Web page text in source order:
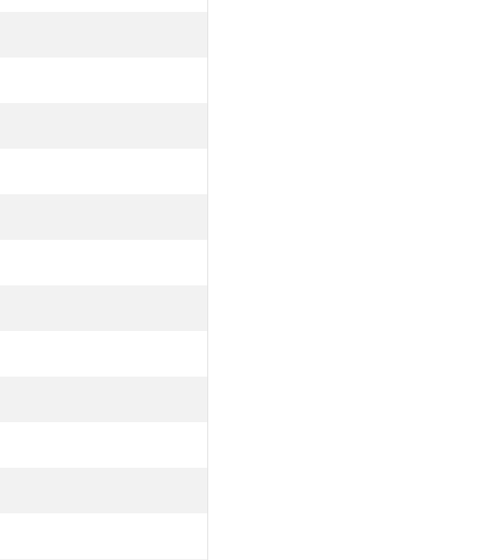
SZKOCKA PO TRASIE)
(DO PRZYST. SZKOCKA PO TRASIE)